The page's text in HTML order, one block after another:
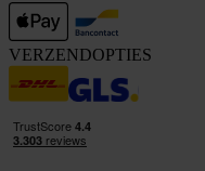
VERZENDOPTIES